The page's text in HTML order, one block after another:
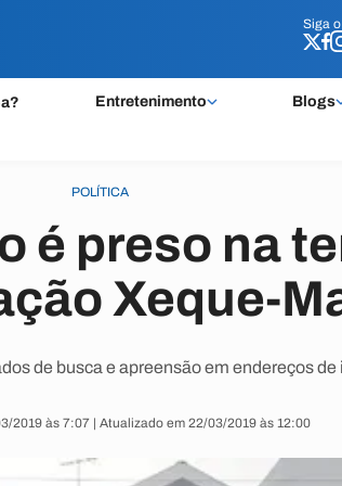
Siga o
Entretenimento Blogs
Siga o
POLÍTICA
é preso na
Xeque-
de busca e apreensão em endereços
2019 às 7:07 | Atualizado em 22/03/2019 às 12:00